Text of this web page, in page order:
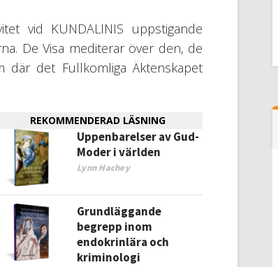
vid KUNDALINIS uppstigande
De Visa mediterar över den, de
där det Fullkomliga Äktenskapet
REKOMMENDERAD LÄSNING
Uppenbarelser av Gud-
Moder i världen
Lynn Hachey
Grundläggande
begrepp inom
endokrinlära och
kriminologi